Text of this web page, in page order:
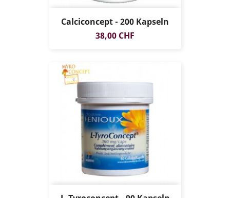
Calciconcept - 200 Kapseln
Preis
38,00 CHF